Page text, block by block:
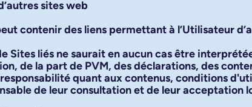
sites web
contenir des liens permettant à l’Utilisateur
Sites liés ne saurait en aucun cas être
de la part de PVM, des déclarations, des
quant aux contenus, conditions
de leur consultation et de leur acceptation